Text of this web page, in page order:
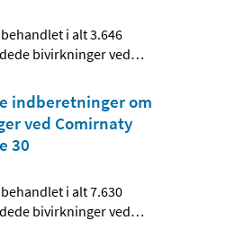
i alt 3.646
bivirkninger ved…
indberetninger om
ved Comirnaty
30
i alt 7.630
bivirkninger ved…